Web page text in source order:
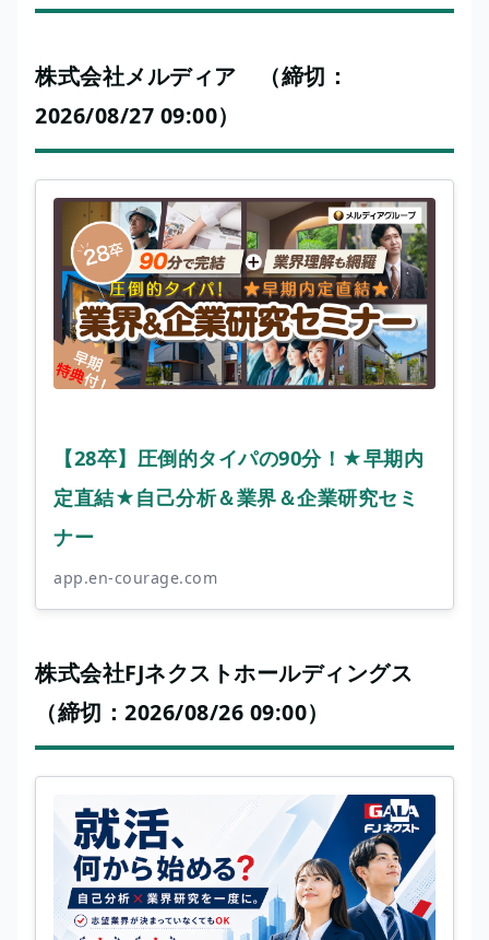
株式会社メルディア （締切：
2026/08/27 09:00）
【28卒】圧倒的タイパの90分！★早期内
定直結★自己分析＆業界＆企業研究セミ
ナー
app.en-courage.com
株式会社FJネクストホールディングス
（締切：2026/08/26 09:00）